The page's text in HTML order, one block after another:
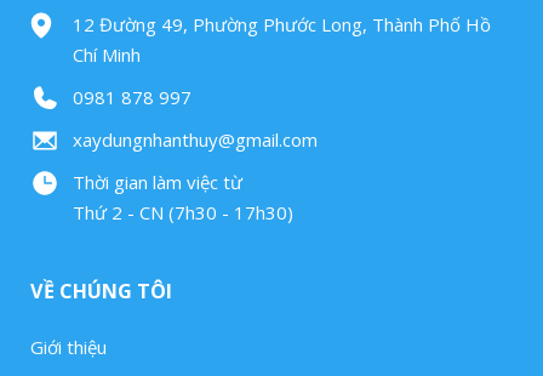
12 Đường 49, Phường Phước Long, Thành Phố Hồ
Chí Minh
0981 878 997
xaydungnhanthuy@gmail.com
Thời gian làm việc từ
Thứ 2 - CN (7h30 - 17h30)
VỀ CHÚNG TÔI
Giới thiệu